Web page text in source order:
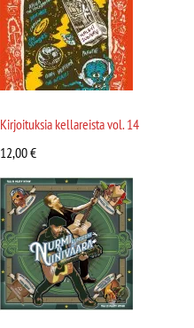
Kirjoituksia kellareista vol. 14
12,00€